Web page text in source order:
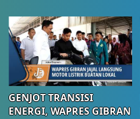
GENJOT TRANSISI
ENERGI, WAPRES GIBRAN